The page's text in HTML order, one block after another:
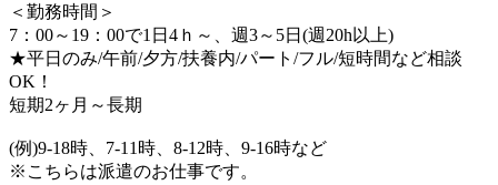
＜勤務時間＞
7：00～19：00で1日4ｈ～、週3～5日(週20h以上)
★平日のみ/午前/夕方/扶養内/パート/フル/短時間など相談
OK！
短期2ヶ月～長期
(例)9-18時、7-11時、8-12時、9-16時など
※こちらは派遣のお仕事です。